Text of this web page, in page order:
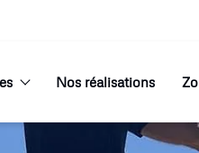
Nos réalisations